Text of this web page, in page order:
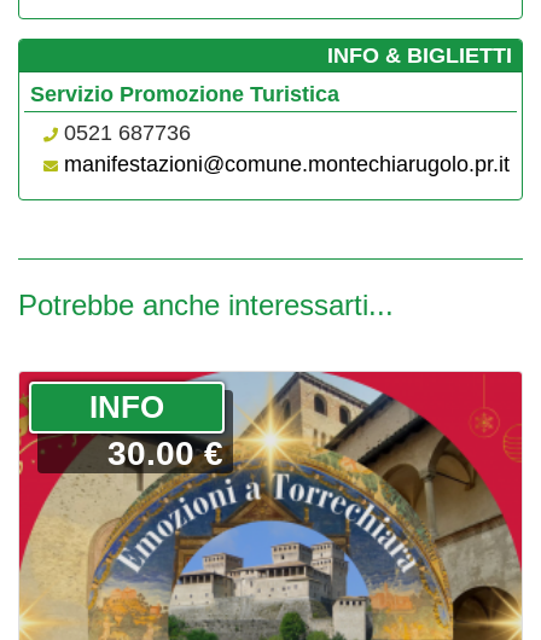
­INFO & BIGLIETTI
Servizio Promozione Turistica
0521 687736
manifestazioni@comune.montechiarugolo.pr.it
Potrebbe anche interessarti...
­INFO
30.00 €